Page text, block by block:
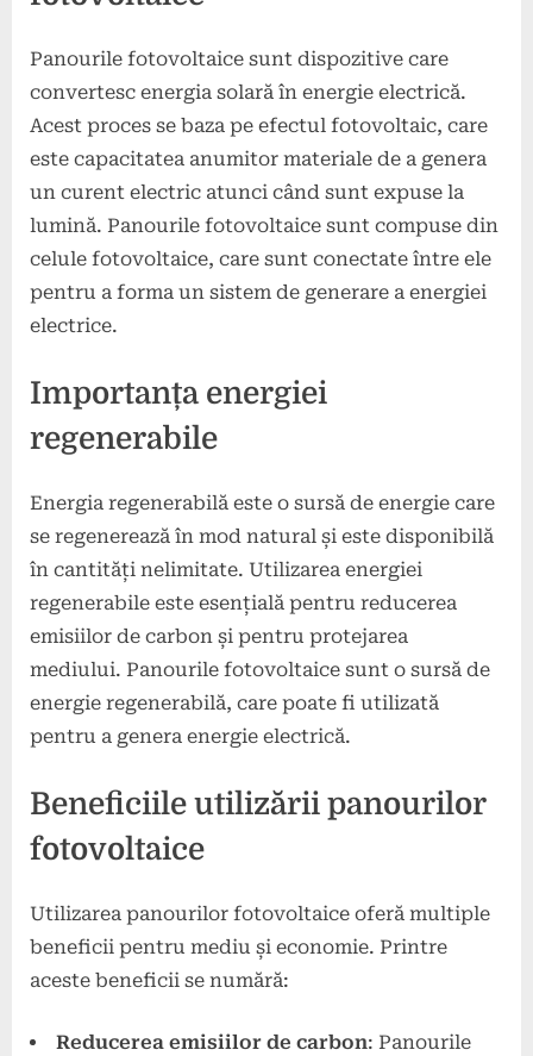
Panourile fotovoltaice sunt dispozitive care
convertesc energia solară în energie electrică.
Acest proces se baza pe efectul fotovoltaic, care
este capacitatea anumitor materiale de a genera
un curent electric atunci când sunt expuse la
lumină. Panourile fotovoltaice sunt compuse din
celule fotovoltaice, care sunt conectate între ele
pentru a forma un sistem de generare a energiei
electrice.
Importanța energiei
regenerabile
Energia regenerabilă este o sursă de energie care
se regenerează în mod natural și este disponibilă
în cantități nelimitate. Utilizarea energiei
regenerabile este esențială pentru reducerea
emisiilor de carbon și pentru protejarea
mediului. Panourile fotovoltaice sunt o sursă de
energie regenerabilă, care poate fi utilizată
pentru a genera energie electrică.
Beneficiile utilizării panourilor
fotovoltaice
Utilizarea panourilor fotovoltaice oferă multiple
beneficii pentru mediu și economie. Printre
aceste beneficii se numără:
Reducerea emisiilor de carbon: Panourile